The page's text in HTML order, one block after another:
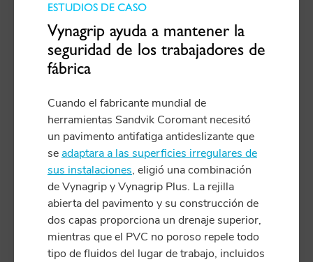
ESTUDIOS DE CASO
Vynagrip ayuda a mantener la
seguridad de los trabajadores de
fábrica
Cuando el fabricante mundial de
herramientas Sandvik Coromant necesitó
un pavimento antifatiga antideslizante que
se adaptara a las superficies irregulares de
sus instalaciones, eligió una combinación
de Vynagrip y Vynagrip Plus. La rejilla
abierta del pavimento y su construcción de
dos capas proporciona un drenaje superior,
mientras que el PVC no poroso repele todo
tipo de fluidos del lugar de trabajo, incluidos